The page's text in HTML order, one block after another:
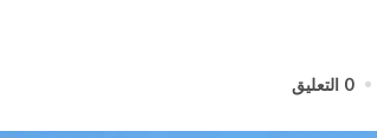
0 التعليق